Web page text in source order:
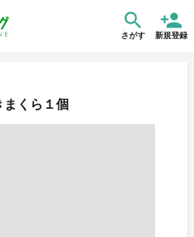
さがす 新規登録
まくら１個